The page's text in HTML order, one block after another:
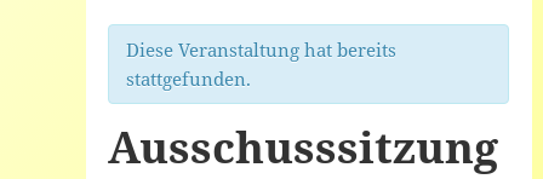
Diese Veranstaltung hat bereits
stattgefunden.
Ausschusssitzung